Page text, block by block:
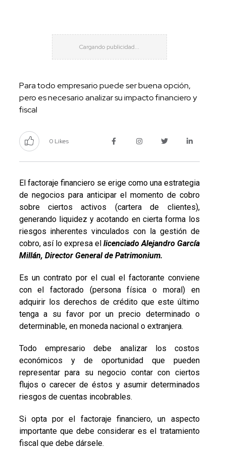
Para todo empresario puede ser buena opción,
pero es necesario analizar su impacto financiero y
fiscal
0 Likes
El factoraje financiero se erige como una estrategia
de negocios para anticipar el momento de cobro
sobre ciertos activos (cartera de clientes),
generando liquidez y acotando en cierta forma los
riesgos inherentes vinculados con la gestión de
cobro, así lo expresa el licenciado Alejandro García
Millán, Director General de Patrimonium.
Es un contrato por el cual el factorante conviene
con el factorado (persona física o moral) en
adquirir los derechos de crédito que este último
tenga a su favor por un precio determinado o
determinable, en moneda nacional o extranjera.
Todo empresario debe analizar los costos
económicos y de oportunidad que pueden
representar para su negocio contar con ciertos
flujos o carecer de éstos y asumir determinados
riesgos de cuentas incobrables.
Si opta por el factoraje financiero, un aspecto
importante que debe considerar es el tratamiento
fiscal que debe dársele.